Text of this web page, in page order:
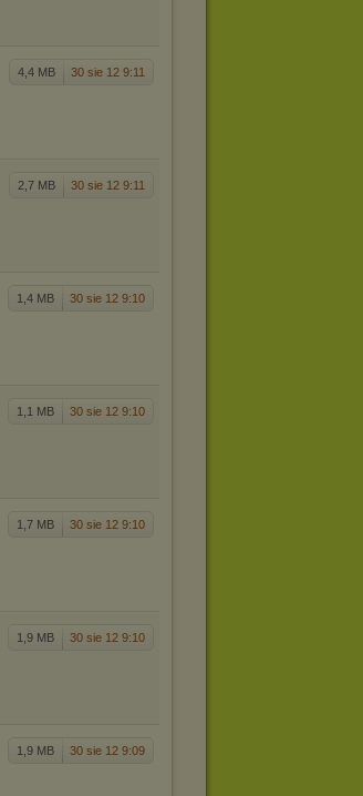
4,4 MB 30 sie 12 9:11
2,7 MB 30 sie 12 9:11
1,4 MB 30 sie 12 9:10
1,1 MB 30 sie 12 9:10
1,7 MB 30 sie 12 9:10
1,9 MB 30 sie 12 9:10
1,9 MB 30 sie 12 9:09